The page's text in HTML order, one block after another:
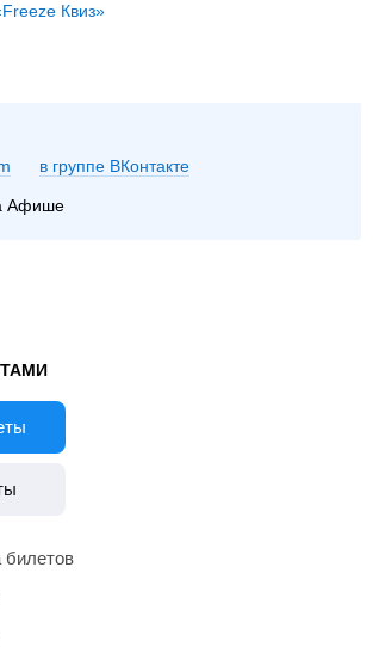
Квиз»
группе ВКонтакте
Афише
билетов